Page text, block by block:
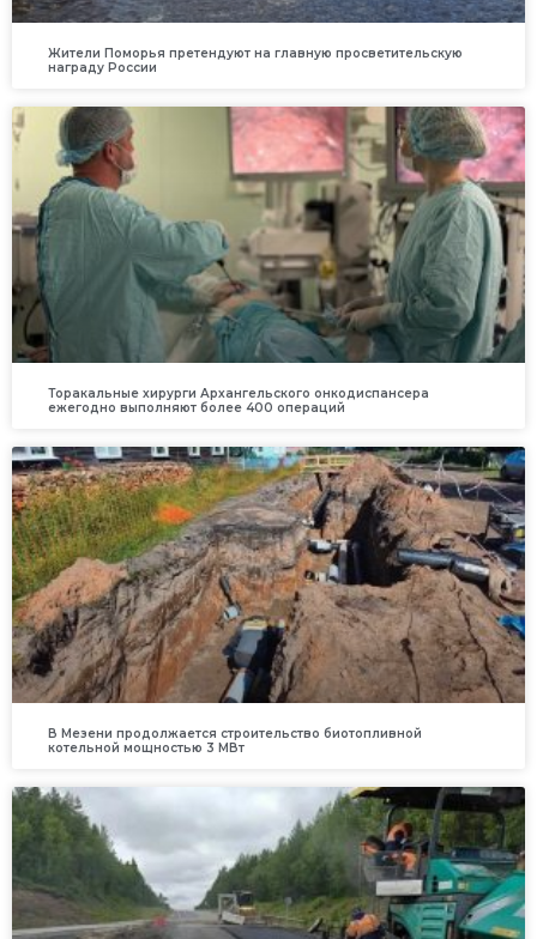
Жители Поморья претендуют на главную просветительскую
награду России
Торакальные хирурги Архангельского онкодиспансера
ежегодно выполняют более 400 операций
В Мезени продолжается строительство биотопливной
котельной мощностью 3 МВт